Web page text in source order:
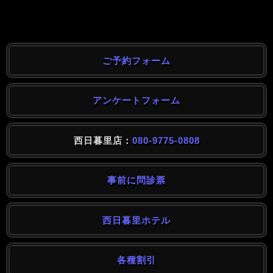
ご予約フォーム
アンケートフォーム
西日暮里店： 080-9775-0808
事前に問診票
西日暮里ホテル
各種割引